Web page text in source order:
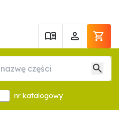
nr katalogowy